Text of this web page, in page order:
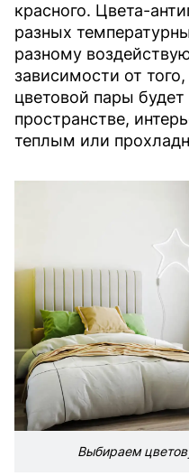
красного. Цвета-
разных
разному
зависимости от
цветовой пары
пространстве,
теплым или
Выбираем